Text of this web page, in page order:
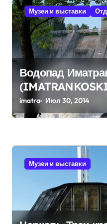
п
о
з
а
п
я
Музеи и выставки
Водопад
imatra Июл 30, 2014
Музеи и выставки